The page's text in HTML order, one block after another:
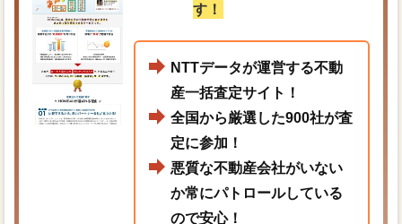
す！
NTTデータが運営する不動
産一括査定サイト！
全国から厳選した900社が査
定に参加！
悪質な不動産会社がいない
か常にパトロールしている
ので安心！